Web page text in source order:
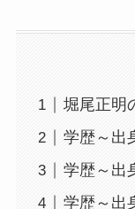
堀尾正明
学歴～出
学歴～出
学歴～出